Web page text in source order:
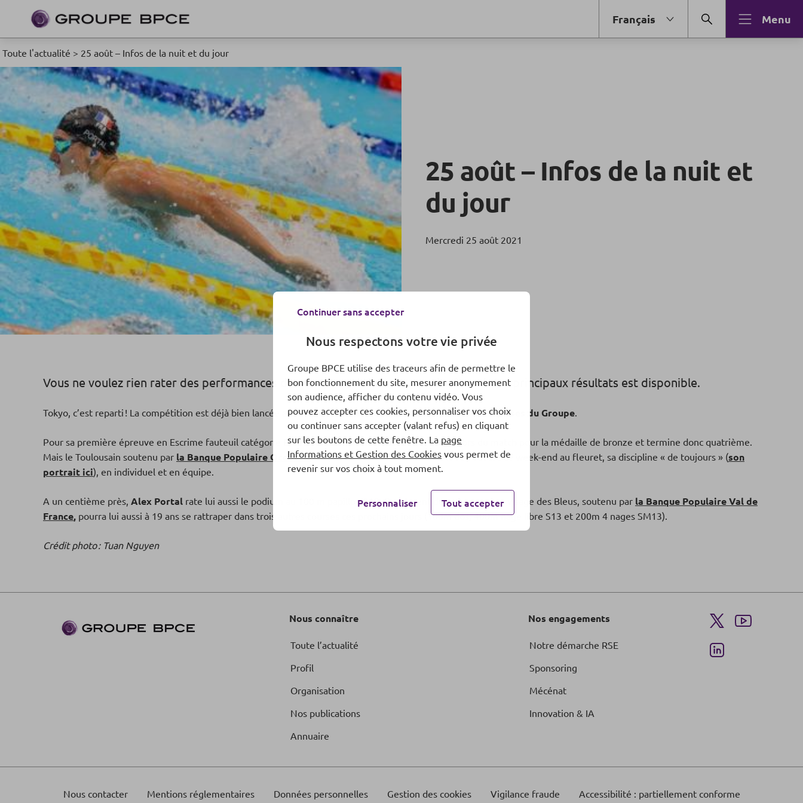
Français Menu
Toute l'actualité > 25 août – Infos de la nuit et du jour
25 août – Infos de la nuit et
du jour
Mercredi 25 août 2021
Vous ne voulez rien rater des performances de nos Para athlètes ? Un petit résumé des principaux résultats est disponible.
Tokyo, c’est reparti ! La compétition est déjà bien lancée avecles 28 Para athlètes soutenus par les entreprises du Groupe.
Pour sa première épreuve en Escrime fauteuil catégorie B,le sabreur Maxime Valets’est incliné lors du match pour la médaille de bronze et termine donc quatrième.
Mais le Toulousain soutenu par la Banque Populaire Occitanen’a pas dit son dernier mot : on le retrouvera ce week-end au fleuret, sa discipline « de toujours » (son
portrait ici), en individuel et en équipe.
A un centième près, Alex Portal rate lui aussi le podium au 100 m papillon S13. Forcément déçu, le nouveau visage des Bleus, soutenu par la Banque Populaire Val de
France, pourra lui aussi à 19 ans se rattraper dans trois autres courses ces prochains jours (100m dos, 400m nage libre S13 et 200m 4 nages SM13).
Crédit photo : Tuan Nguyen
Nous connaître
Toute l’actualité
Profil
Organisation
Nos publications
Annuaire
Nos engagements
Notre démarche RSE
Sponsoring
Mécénat
Innovation & IA
Nous contacter Mentions réglementaires Données personnelles Gestion des cookies Vigilance fraude Accessibilité : partiellement conforme
Continuer sans accepter
Nous respectons votre vie privée
Groupe BPCE utilise des traceurs afin de permettre le
bon fonctionnement du site, mesurer anonymement
son audience, afficher du contenu vidéo. Vous
pouvez accepter ces cookies, personnaliser vos choix
ou continuer sans accepter (valant refus) en cliquant
sur les boutons de cette fenêtre. La page
Informations et Gestion des Cookies vous permet de
revenir sur vos choix à tout moment.
Personnaliser Tout accepter